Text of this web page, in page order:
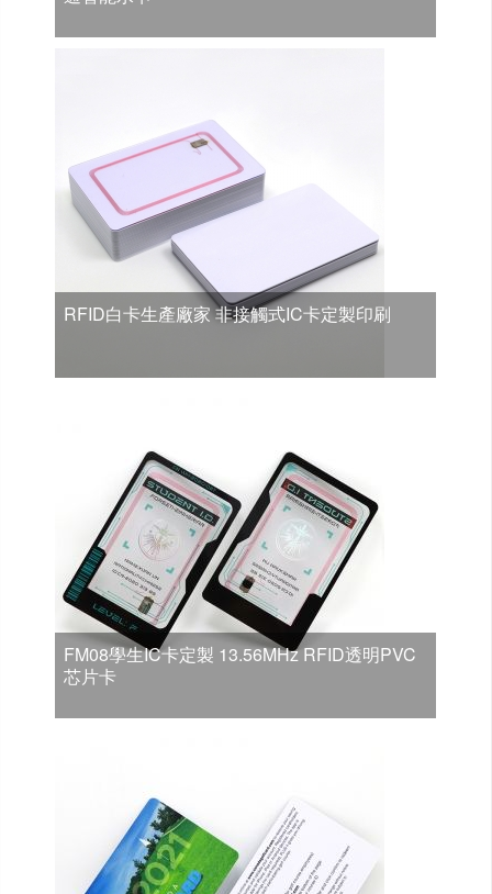
RFID白卡生產廠家 非接觸式IC卡定製印刷
FM08學生IC卡定製 13.56MHz RFID透明PVC
芯片卡